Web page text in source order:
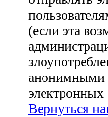
(если эта
анонимными
электронных
Вернуться